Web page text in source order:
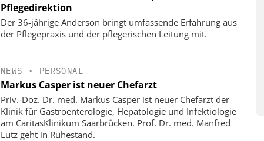
Pflegedirektion
Der 36-jährige Anderson bringt umfassende Erfahrung aus
der Pflegepraxis und der pflegerischen Leitung mit.
NEWS • PERSONAL
Markus Casper ist neuer Chefarzt
Priv.-Doz. Dr. med. Markus Casper ist neuer Chefarzt der
Klinik für Gastroenterologie, Hepatologie und Infektiologie
am CaritasKlinikum Saarbrücken. Prof. Dr. med. Manfred
Lutz geht in Ruhestand.